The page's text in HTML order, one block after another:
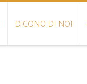
DICONO DI NOI